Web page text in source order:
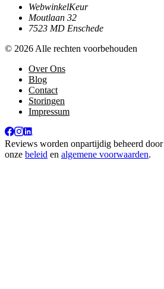
WebwinkelKeur
Moutlaan 32
7523 MD Enschede
© 2026 Alle rechten voorbehouden
Over Ons
Blog
Contact
Storingen
Impressum
Reviews worden onpartijdig beheerd door
onze beleid en algemene voorwaarden.